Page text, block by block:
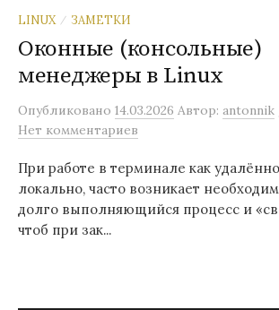
LINUX / ЗАМЕТКИ
Оконные (консольные)
менеджеры в Linux
Опубликовано 14.03.2026 Автор: antonnik
Нет комментариев
При работе в терминале как
локально, часто возникает
долго выполняющийся процесс и
чтоб при зак...